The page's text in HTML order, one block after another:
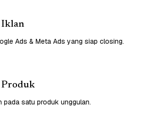
Iklan
Ads & Meta Ads yang siap closing.
Produk
pada satu produk unggulan.